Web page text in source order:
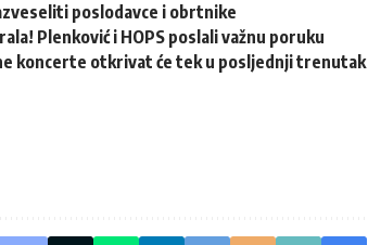
poslodavce i obrtnike
Plenković i HOPS poslali važnu poruku
koncerte otkrivat će tek u posljednji trenutak